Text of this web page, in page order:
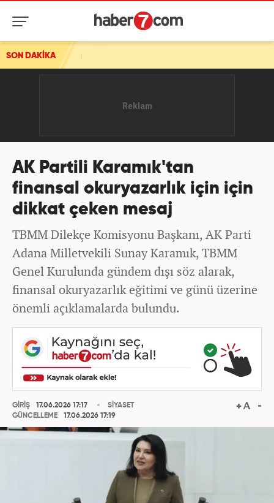
SON DAKİKA
AK Partili Karamık'tan
finansal okuryazarlık için için
dikkat çeken mesaj
TBMM Dilekçe Komisyonu Başkanı, AK Parti
Adana Milletvekili Sunay Karamık, TBMM
Genel Kurulunda gündem dışı söz alarak,
finansal okuryazarlık eğitimi ve günü üzerine
önemli açıklamalarda bulundu.
GİRİŞ
17.06.2026 17:17
GÜNCELLEME
17.06.2026 17:19
SİYASET